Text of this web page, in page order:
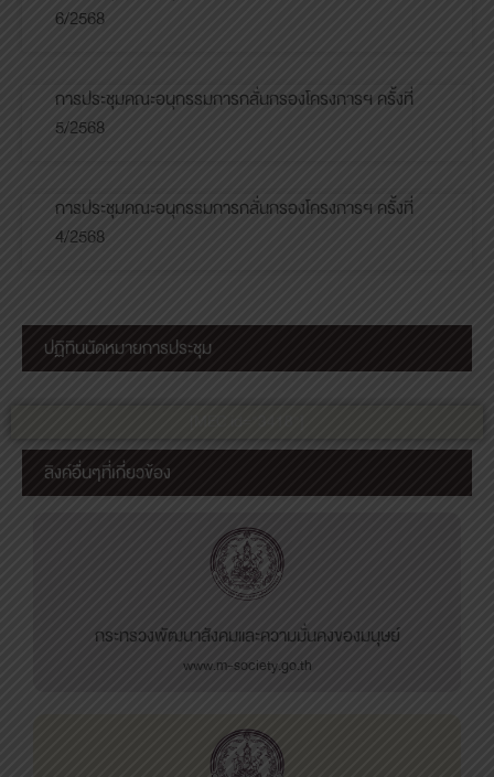
6/2568
การประชุมคณะอนุกรรมการกลั่นกรองโครงการฯ ครั้งที่
5/2568
การประชุมคณะอนุกรรมการกลั่นกรองโครงการฯ ครั้งที่
4/2568
ปฏิทินนัดหมายการประชุม
ลิงค์อื่นๆที่เกี่ยวข้อง
กระทรวงพัฒนาสังคมและความมั่นคงของมนุษย์
www.m-society.go.th